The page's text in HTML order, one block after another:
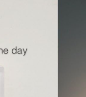
Second Hack
Healthy